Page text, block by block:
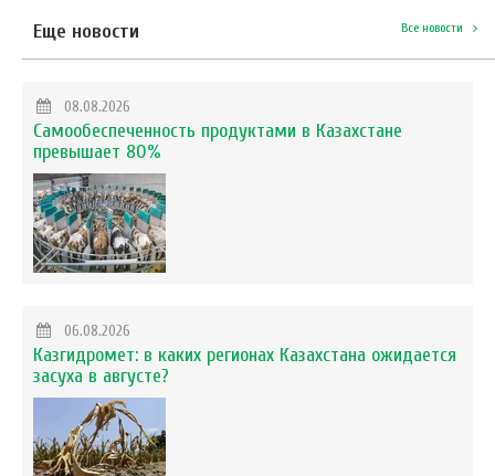
Еще новости Все новости
08.08.2026
Самообеспеченность продуктами в Казахстане
превышает 80%
06.08.2026
Казгидромет: в каких регионах Казахстана ожидается
засуха в августе?